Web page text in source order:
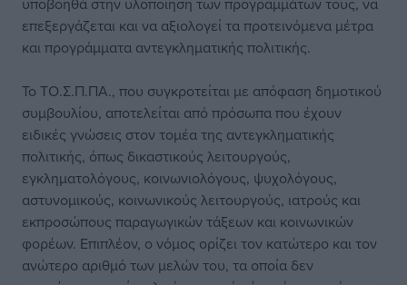
επεξεργάζεται και να αξιολογεί τα προτεινόμενα μέτρα
και προγράμματα αντεγκληματικής πολιτικής.
Το ΤΟ.Σ.Π.ΠΑ., που συγκροτείται με απόφαση δημοτικού
συμβουλίου, αποτελείται από πρόσωπα που έχουν
ειδικές γνώσεις στον τομέα της αντεγκληματικής
πολιτικής, όπως δικαστικούς λειτουργούς,
εγκληματολόγους, κοινωνιολόγους, ψυχολόγους,
αστυνομικούς, κοινωνικούς λειτουργούς, ιατρούς και
εκπροσώπους παραγωγικών τάξεων και κοινωνικών
φορέων. Επιπλέον, ο νόμος ορίζει τον κατώτερο και τον
ανώτερο αριθμό των μελών του, τα οποία δεν